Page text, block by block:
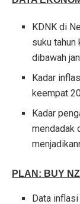
KDNK di
suku tahun
dibawah
Kadar
keempat
Kadar
mendadak
PLAN: BUY
Data